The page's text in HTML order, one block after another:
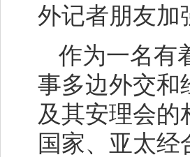
外记者朋友加
作为一名有
事多边外交和
及其安理会的
国家、亚太